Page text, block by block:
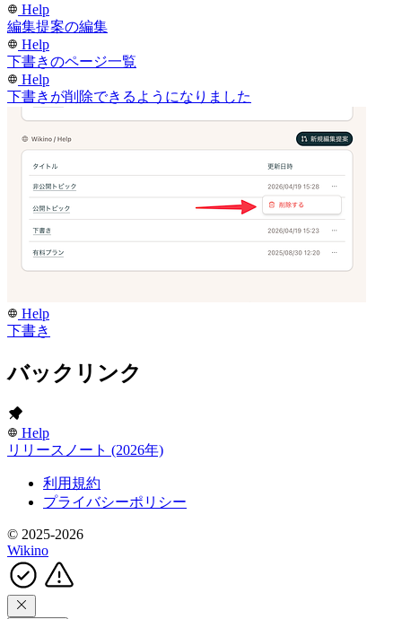
Help
編集提案の編集
Help
下書きのページ一覧
Help
下書きが削除できるようになりました
Help
下書き
バックリンク
Help
リリースノート (2026年)
利用規約
プライバシーポリシー
© 2025-2026
Wikino